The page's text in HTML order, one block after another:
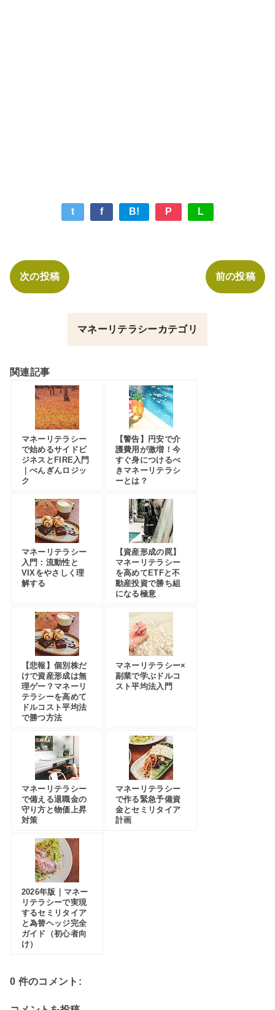
t f B! P L
次の投稿 前の投稿
マネーリテラシーカテゴリ
関連記事
マネーリテラシー
で始めるサイドビ
ジネスとFIRE入門
｜ぺんぎんロジッ
ク
【警告】円安で介
護費用が激増！今
すぐ身につけるべ
きマネーリテラシ
ーとは？
マネーリテラシー
入門：流動性と
VIXをやさしく理
解する
【資産形成の罠】
マネーリテラシー
を高めてETFと不
動産投資で勝ち組
になる極意
【悲報】個別株だ
けで資産形成は無
理ゲー？マネーリ
テラシーを高めて
ドルコスト平均法
で勝つ方法
マネーリテラシー×
副業で学ぶドルコ
スト平均法入門
マネーリテラシー
で備える退職金の
守り方と物価上昇
対策
マネーリテラシー
で作る緊急予備資
金とセミリタイア
計画
2026年版｜マネー
リテラシーで実現
するセミリタイア
と為替ヘッジ完全
ガイド（初心者向
け）
0 件のコメント: